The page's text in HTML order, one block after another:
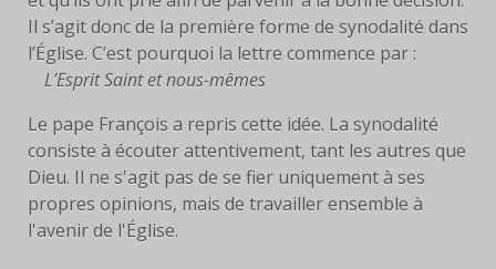
Il s’agit donc de la première forme de synodalité dans
l’Église. C’est pourquoi la lettre commence par :
L’Esprit Saint et nous-mêmes
Le pape François a repris cette idée. La synodalité
consiste à écouter attentivement, tant les autres que
Dieu. Il ne s'agit pas de se fier uniquement à ses
propres opinions, mais de travailler ensemble à
l'avenir de l'Église.